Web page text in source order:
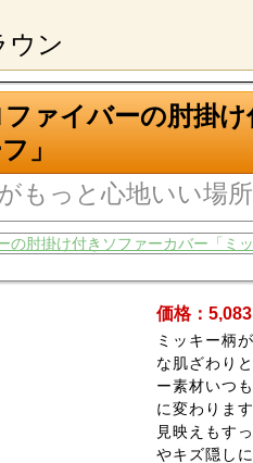
ウン
ァイバーの肘掛
」
もっと心地いい場
価格：
ミッキー柄
な肌ざわり
ー素材いつ
に変わりま
見映えもす
やキズ隠し